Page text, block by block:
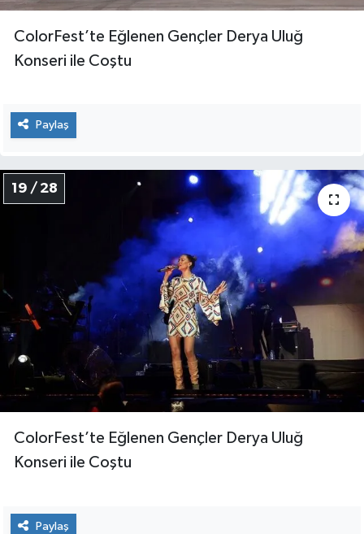
ColorFest’te Eğlenen Gençler Derya Uluğ
Konseri ile Coştu
Paylaş
19 / 28
ColorFest’te Eğlenen Gençler Derya Uluğ
Konseri ile Coştu
Paylaş